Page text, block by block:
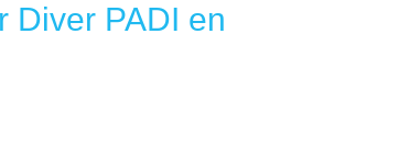
Diver PADI en